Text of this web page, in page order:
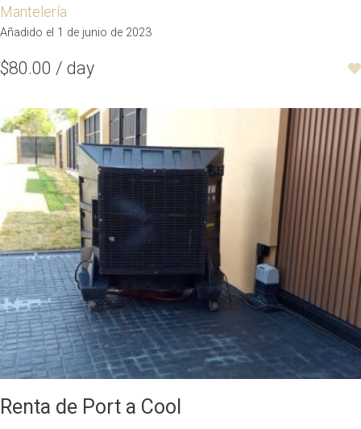
Mantelería
Añadido el 1 de junio de 2023
$80.00 / day
Renta de Port a Cool